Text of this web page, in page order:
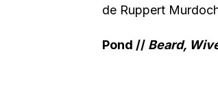
de Ruppert
Pond // Beard,